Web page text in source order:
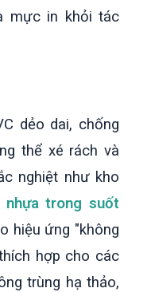
mực in khỏi tác
dẻo dai, chống
thể xé rách và
nghiệt như kho
nhựa trong suốt
hiệu ứng "không
hợp cho các
trùng hạ thảo,